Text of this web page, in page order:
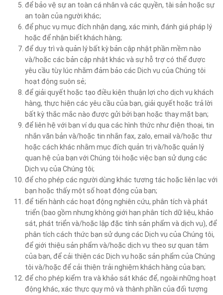
để bảo vệ sự an toàn cá nhân và các quyền, tài sản hoặc sự
an toàn của người khác;
để phục vụ mục đích nhận dạng, xác minh, đánh giá pháp lý
hoặc để nhận biết khách hàng;
để duy trì và quản lý bất kỳ bản cập nhật phần mềm nào
và/hoặc các bản cập nhật khác và sự hỗ trợ có thể được
yêu cầu tùy lúc nhằm đảm bảo các Dịch vụ của Chúng tôi
hoạt động suôn sẻ;
để giải quyết hoặc tạo điều kiện thuận lợi cho dịch vụ khách
hàng, thực hiện các yêu cầu của bạn, giải quyết hoặc trả lời
bất kỳ thắc mắc nào được gửi bởi bạn hoặc thay mặt bạn;
để liên hệ với bạn ví dụ qua các hình thức như điện thoại, tin
nhắn văn bản và/hoặc tin nhắn fax, zalo, email và/hoặc thư
hoặc cách khác nhằm mục đích quản trị và/hoặc quản lý
quan hệ của bạn với Chúng tôi hoặc việc bạn sử dụng các
Dịch vụ của Chúng tôi;
để cho phép các người dùng khác tương tác hoặc liên lạc với
bạn hoặc thấy một số hoạt động của bạn;
để tiến hành các hoạt động nghiên cứu, phân tích và phát
triển (bao gồm nhưng không giới hạn phân tích dữ liệu, khảo
sát, phát triển và/hoặc lập đặc tính sản phẩm và dịch vụ), để
phân tích cách thức bạn sử dụng các Dịch vụ của Chúng tôi,
để giới thiệu sản phẩm và/hoặc dịch vụ theo sự quan tâm
của bạn, để cải thiện các Dịch vụ hoặc sản phẩm của Chúng
tôi và/hoặc để cải thiện trải nghiệm khách hàng của bạn;
để cho phép kiểm tra và khảo sát khác để, ngoài những hoạt
động khác, xác thực quy mô và thành phần của đối tượng